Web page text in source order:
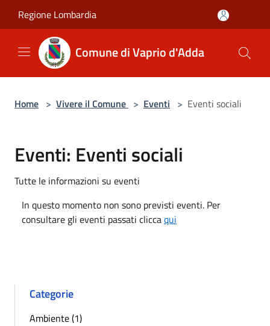
Regione Lombardia
Comune di Vaprio d'Adda
Home > Vivere il Comune > Eventi > Eventi sociali
Eventi: Eventi sociali
Tutte le informazioni su eventi
In questo momento non sono previsti eventi. Per
consultare gli eventi passati cliccaqui
Categorie
Ambiente (1)